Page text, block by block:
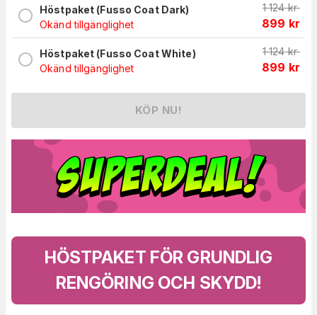
Höstpaket (Fusso Coat Dark)
Okänd tillgänglighet
1 124 kr
899 kr
Höstpaket (Fusso Coat White)
Okänd tillgänglighet
1 124 kr
899 kr
KÖP NU!
HÖSTPAKET FÖR GRUNDLIG
RENGÖRING OCH SKYDD!